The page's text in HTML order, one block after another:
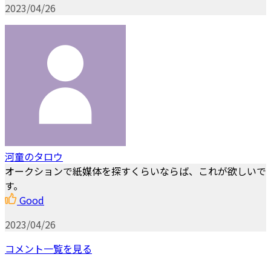
2023/04/26
河童のタロウ
オークションで紙媒体を探すくらいならば、これが欲しいで
す。
Good
2023/04/26
コメント一覧を見る